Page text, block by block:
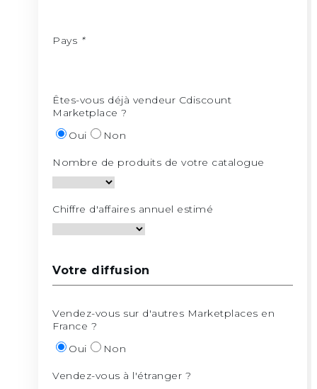
Pays *
Êtes-vous déjà vendeur Cdiscount
Marketplace ?
Oui
Non
Nombre de produits de votre catalogue
Chiffre d'affaires annuel estimé
Votre diffusion
Vendez-vous sur d'autres Marketplaces en
France ?
Oui
Non
Vendez-vous à l'étranger ?